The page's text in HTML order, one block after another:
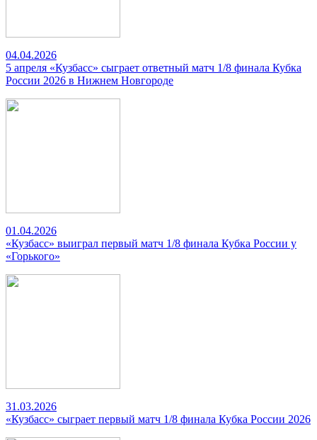
04.04.2026
5 апреля «Кузбасс» сыграет ответный матч 1/8 финала Кубка
России 2026 в Нижнем Новгороде
01.04.2026
«Кузбасс» выиграл первый матч 1/8 финала Кубка России у
«Горького»
31.03.2026
«Кузбасс» сыграет первый матч 1/8 финала Кубка России 2026